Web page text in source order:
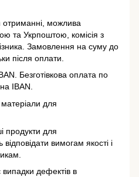
отриманні, можлива
та Укрпоштою, комісія з
Замовлення на суму до
після оплати.
Безготівкова оплата по
IBAN.
для
продукти для
відповідати вимогам якості і
дефектів в